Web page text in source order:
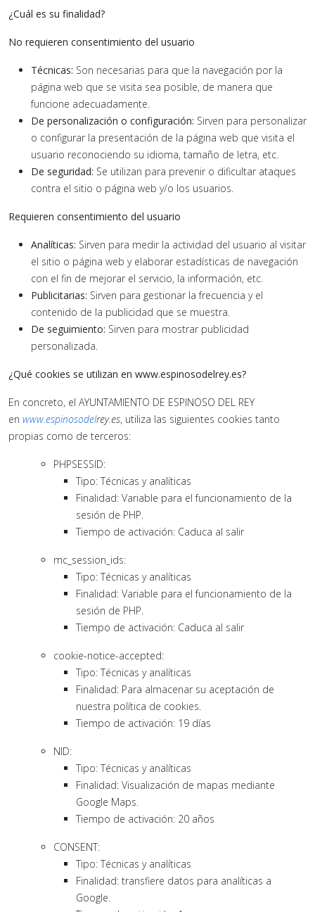
¿Cuál es su finalidad?
No requieren consentimiento del usuario
Técnicas: Son necesarias para que la navegación por la
página web que se visita sea posible, de manera que
funcione adecuadamente.
De personalización o configuración: Sirven para personalizar
o configurar la presentación de la página web que visita el
usuario reconociendo su idioma, tamaño de letra, etc.
De seguridad: Se utilizan para prevenir o dificultar ataques
contra el sitio o página web y/o los usuarios.
Requieren consentimiento del usuario
Analíticas: Sirven para medir la actividad del usuario al visitar
el sitio o página web y elaborar estadísticas de navegación
con el fin de mejorar el servicio, la información, etc.
Publicitarias: Sirven para gestionar la frecuencia y el
contenido de la publicidad que se muestra.
De seguimiento: Sirven para mostrar publicidad
personalizada.
¿Qué cookies se utilizan en www.espinosodelrey.es?
En concreto, el AYUNTAMIENTO DE ESPINOSO DEL REY
en www.espinosodelrey.es, utiliza las siguientes cookies tanto
propias como de terceros:
PHPSESSID:
Tipo: Técnicas y analíticas
Finalidad: Variable para el funcionamiento de la
sesión de PHP.
Tiempo de activación: Caduca al salir
mc_session_ids:
Tipo: Técnicas y analíticas
Finalidad: Variable para el funcionamiento de la
sesión de PHP.
Tiempo de activación: Caduca al salir
cookie-notice-accepted:
Tipo: Técnicas y analíticas
Finalidad: Para almacenar su aceptación de
nuestra política de cookies.
Tiempo de activación: 19 días
NID:
Tipo: Técnicas y analíticas
Finalidad: Visualización de mapas mediante
Google Maps.
Tiempo de activación: 20 años
CONSENT:
Tipo: Técnicas y analíticas
Finalidad: transfiere datos para analíticas a
Google.